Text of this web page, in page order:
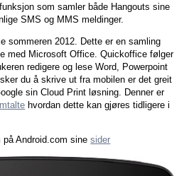
som samler både Hangouts sine
SMS og MMS meldinger.
sommeren 2012. Dette er en samling
med Microsoft Office. Quickoffice følger
redigere og lese Word, Powerpoint
du å skrive ut fra mobilen er det greit
sin Cloud Print løsning. Denner er
hvordan dette kan gjøres tidligere i
på Android.com sinesider